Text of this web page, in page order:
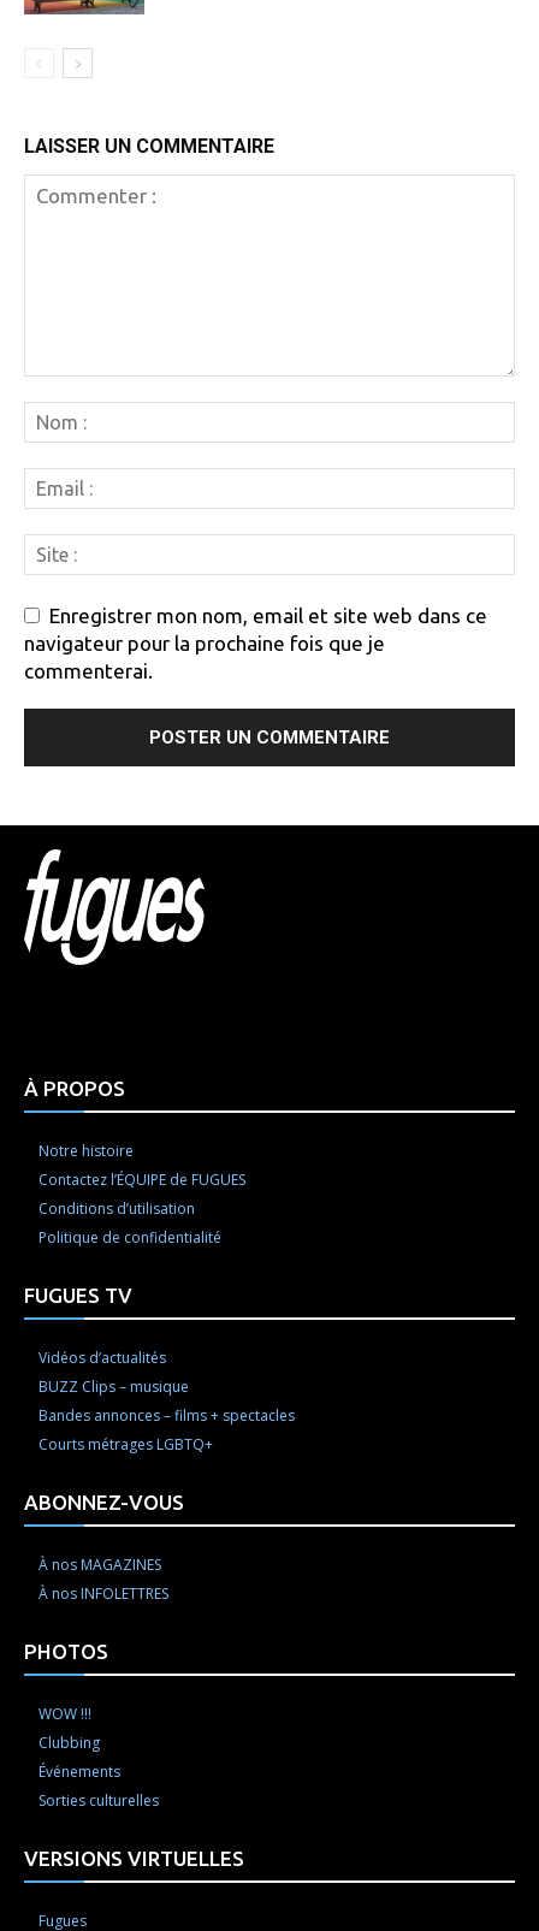
LAISSER UN COMMENTAIRE
Enregistrer mon nom, email et site web dans ce
navigateur pour la prochaine fois que je
commenterai.
À PROPOS
Notre histoire
Contactez l’ÉQUIPE de FUGUES
Conditions d’utilisation
Politique de confidentialité
FUGUES TV
Vidéos d’actualités
BUZZ Clips – musique
Bandes annonces – films + spectacles
Courts métrages LGBTQ+
ABONNEZ-VOUS
À nos MAGAZINES
À nos INFOLETTRES
PHOTOS
WOW !!!
Clubbing
Événements
Sorties culturelles
VERSIONS VIRTUELLES
Fugues